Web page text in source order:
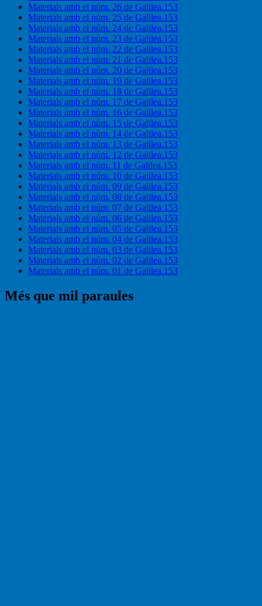
Materials amb el núm. 26 de Galilea.153
Materials amb el núm. 25 de Galilea.153
Materials amb el núm. 24 de Galilea.153
Materials amb el núm. 23 de Galilea.153
Materials amb el núm. 22 de Galilea.153
Materials amb el núm. 21 de Galilea.153
Materials amb el núm. 20 de Galilea.153
Materials amb el núm. 19 de Galilea.153
Materials amb el núm. 18 de Galilea.153
Materials amb el núm. 17 de Galilea.153
Materials amb el núm. 16 de Galilea.153
Materials amb el núm. 15 de Galilea.153
Materials amb el núm. 14 de Galilea.153
Materials amb el núm. 13 de Galilea.153
Materials amb el núm. 12 de Galilea.153
Materials amb el núm. 11 de Galilea.153
Materials amb el núm. 10 de Galilea.153
Materials amb el núm. 09 de Galilea.153
Materials amb el núm. 08 de Galilea.153
Materials amb el núm. 07 de Galilea.153
Materials amb el núm. 06 de Galilea.153
Materials amb el núm. 05 de Galilea.153
Materials amb el núm. 04 de Galilea.153
Materials amb el núm. 03 de Galilea.153
Materials amb el núm. 02 de Galilea.153
Materials amb el núm. 01 de Galilea.153
Més que mil paraules